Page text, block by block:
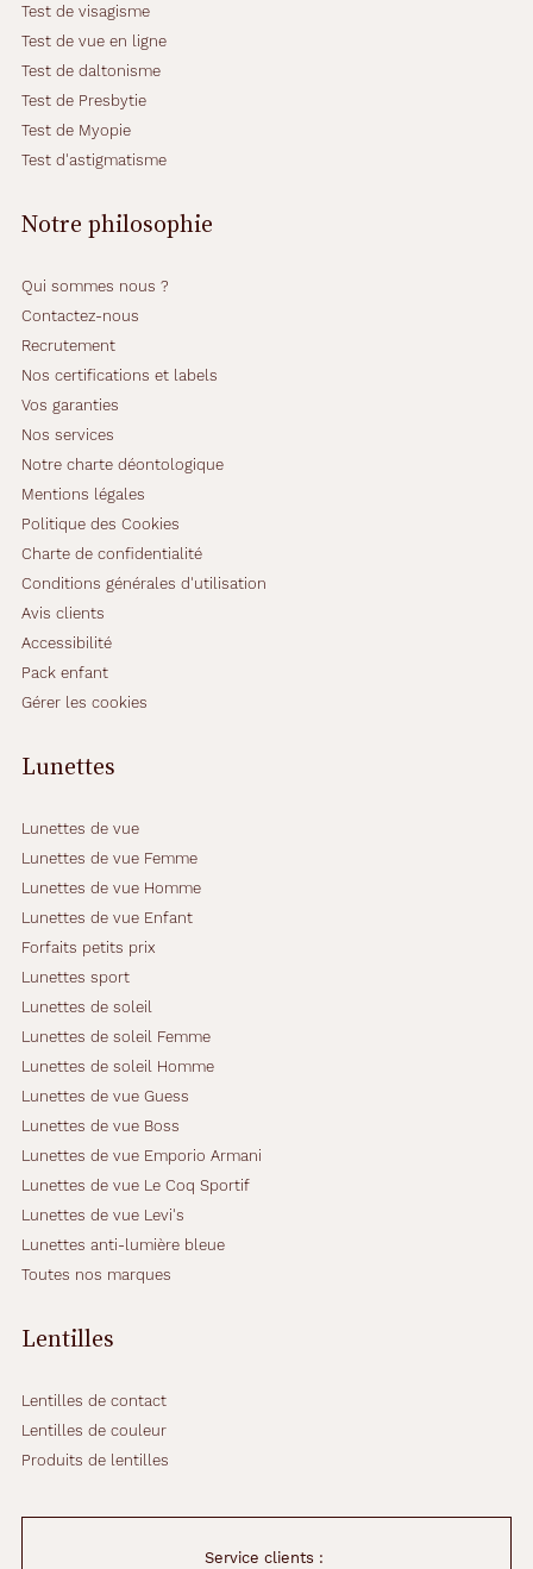
Test de visagisme
Test de vue en ligne
Test de daltonisme
Test de Presbytie
Test de Myopie
Test d'astigmatisme
Notre philosophie
Qui sommes nous ?
Contactez-nous
Recrutement
Nos certifications et labels
Vos garanties
Nos services
Notre charte déontologique
Mentions légales
Politique des Cookies
Charte de confidentialité
Conditions générales d'utilisation
Avis clients
Accessibilité
Pack enfant
Gérer les cookies
Lunettes
Lunettes de vue
Lunettes de vue Femme
Lunettes de vue Homme
Lunettes de vue Enfant
Forfaits petits prix
Lunettes sport
Lunettes de soleil
Lunettes de soleil Femme
Lunettes de soleil Homme
Lunettes de vue Guess
Lunettes de vue Boss
Lunettes de vue Emporio Armani
Lunettes de vue Le Coq Sportif
Lunettes de vue Levi's
Lunettes anti-lumière bleue
Toutes nos marques
Lentilles
Lentilles de contact
Lentilles de couleur
Produits de lentilles
Service clients :